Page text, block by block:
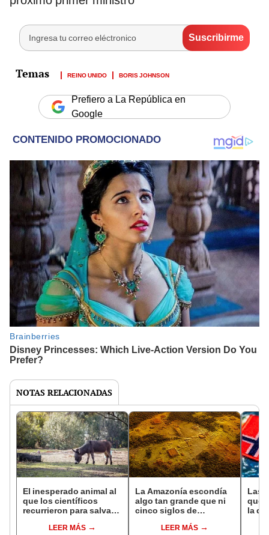
REINO UNIDO BORIS JOHNSON
Prefiero a La República en
Google
NOTAS RELACIONADAS
El inesperado animal al
que los científicos
recurrieron para salvar
reintroducción de un
LEER MÁS
La Amazonía escondía
algo tan grande que ni
cinco siglos de
encontrarlo: el hallazgo
LEER MÁS
Las
que
la de